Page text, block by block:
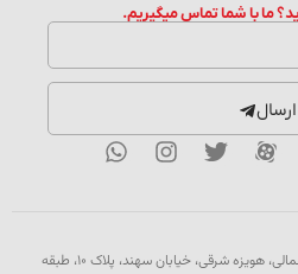
ما با شما تماس میگیریم.
ارسال
تهران، خیابان سهروردی شمالی، هویزه شرقی، خیابان سهند، پلاک ۱۰، طبقه